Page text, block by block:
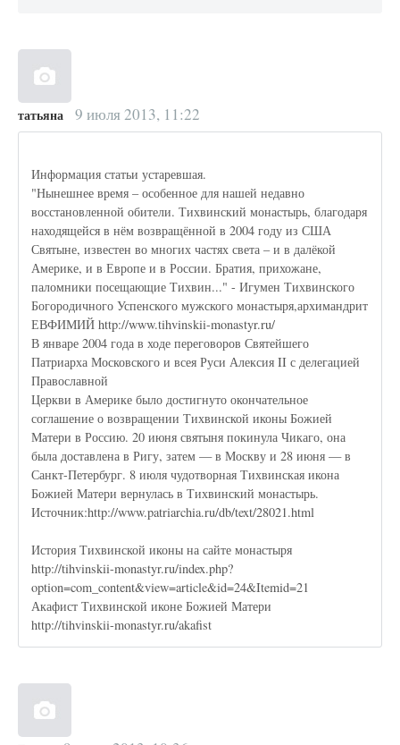
татьяна 9 июля 2013, 11:22
Информация статьи устаревшая.
"Нынешнее время – особенное для нашей недавно
восстановленной обители. Тихвинский монастырь, благодаря
находящейся в нём возвращённой в 2004 году из США
Святыне, известен во многих частях света – и в далёкой
Америке, и в Европе и в России. Братия, прихожане,
паломники посещающие Тихвин..." - Игумен Тихвинского
Богородичного Успенского мужского монастыря,архимандрит
ЕВФИМИЙ http://www.tihvinskii-monastyr.ru/
В январе 2004 года в ходе переговоров Святейшего
Патриарха Московского и всея Руси Алексия II с делегацией
Православной
Церкви в Америке было достигнуто окончательное
соглашение о возвращении Тихвинской иконы Божией
Матери в Россию. 20 июня святыня покинула Чикаго, она
была доставлена в Ригу, затем — в Москву и 28 июня — в
Санкт-Петербург. 8 июля чудотворная Тихвинская икона
Божией Матери вернулась в Тихвинский монастырь.
Источник:http://www.patriarchia.ru/db/text/28021.html
История Тихвинской иконы на сайте монастыря
http://tihvinskii-monastyr.ru/index.php?
option=com_content&view=article&id=24&Itemid=21
Акафист Тихвинской иконе Божией Матери
http://tihvinskii-monastyr.ru/akafist